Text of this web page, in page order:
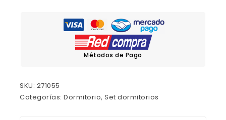
Métodos de Pago
SKU: 271055
Categorías: Dormitorio, Set dormitorios